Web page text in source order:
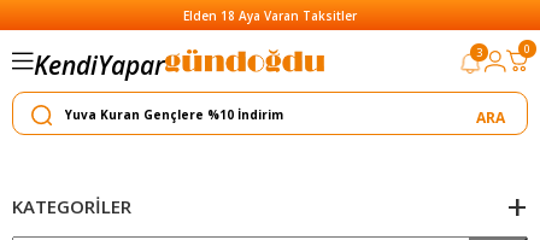
Elden 18 Aya Varan Taksitler
KendiYapar
Satar
3 0
KATEGORILER